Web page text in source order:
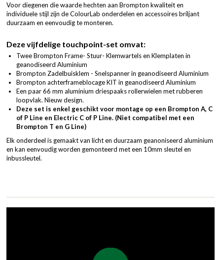
Voor diegenen die waarde hechten aan Brompton kwaliteit en
individuele stijl zijn de ColourLab onderdelen en accessoires briljant
duurzaam en eenvoudig te monteren.
Deze vijfdelige touchpoint-set omvat:
Twee Brompton Frame- Stuur- Klemwartels en Klemplaten in
geanodiseerd Aluminium
Brompton Zadelbuisklem - Snelspanner in geanodiseerd Aluminium
Brompton achterframeblocage KIT in geanodiseerd Aluminium
Een paar 66 mm aluminium driespaaks rollerwielen met rubberen
loopvlak. Nieuw design.
Deze set is enkel geschikt voor montage op een Brompton A, C
of P Line en Electric C of P Line. (Niet compatibel met een
Brompton T en G Line)
Elk onderdeel is gemaakt van licht en duurzaam geanoniseerd aluminium
en kan eenvoudig worden gemonteerd met een 10mm sleutel en
inbussleutel.